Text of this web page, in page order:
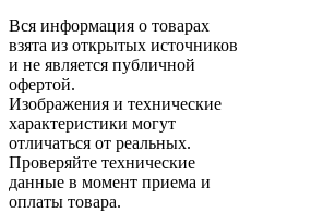
Вся информация о товарах
взята из открытых источников
и не является публичной
офертой.
Изображения и технические
характеристики могут
отличаться от реальных.
Проверяйте технические
данные в момент приема и
оплаты товара.